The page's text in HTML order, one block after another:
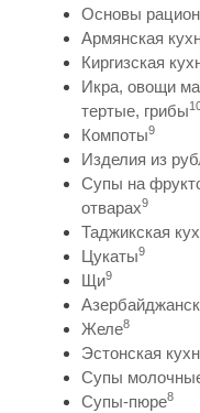
Основы
Армянская
Киргизская
Икра, овощи
тертые, грибы
Компоты9
Изделия из
Супы на
отварах9
Таджикская
Цукаты9
Щи9
Желе8
Эстонская
Супы
Супы-пюре8